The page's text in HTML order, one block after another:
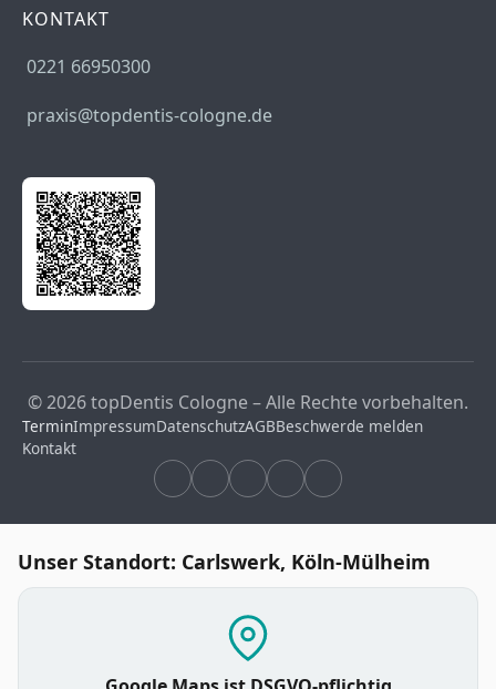
KONTAKT
0221 66950300
praxis@topdentis-cologne.de
© 2026 topDentis Cologne – Alle Rechte vorbehalten.
TerminImpressumDatenschutzAGBBeschwerde melden
Kontakt
Unser Standort: Carlswerk, Köln-Mülheim